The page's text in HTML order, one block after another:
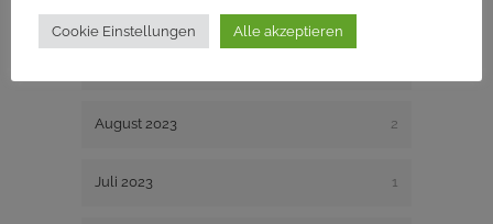
August 2023 2
Juli 2023 1
Cookie Einstellungen Alle akzeptieren